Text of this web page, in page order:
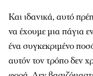
Και ιδανικά, αυτό
να έχουμε μια πάγια
ένα συγκεκριμένο
αυτόν τον τρόπο δεν